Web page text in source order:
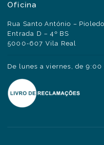
Oficina
Rua Santo António – Pioledo
Entrada D – 4º BS
5000-607 Vila Real
De lunes a viernes, de 9:00